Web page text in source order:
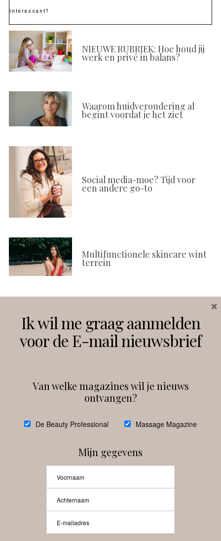
Interessant?
NIEUWE RUBRIEK: Hoe houd jij
werk en privé in balans?
Waarom huidveroudering al
begint voordat je het ziet
Social media-moe? Tijd voor
een andere go-to
Multifunctionele skincare wint
terrein
Instagram Facebook
debeautyprofessional
Beauty-Pro.nl
Ik wil me graag aanmelden
voor de E-mail nieuwsbrief
Van welke magazines wil je nieuws
ontvangen?
De Beauty Professional Massage Magazine
Mijn gegevens
×